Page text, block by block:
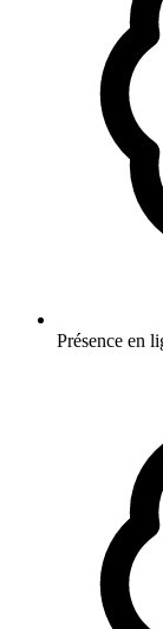
Présence en